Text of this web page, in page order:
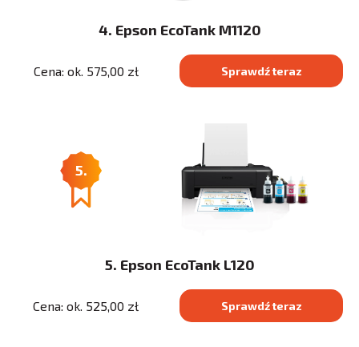
4. Epson EcoTank M1120
Cena: ok. 575,00 zł Sprawdź teraz
5.
5. Epson EcoTank L120
Cena: ok. 525,00 zł Sprawdź teraz